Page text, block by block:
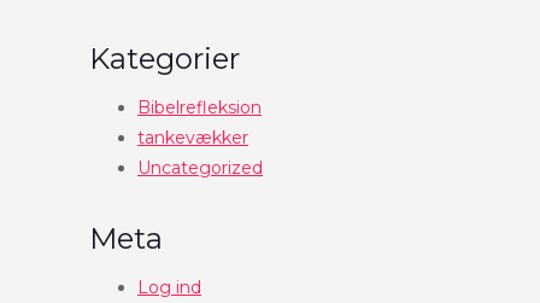
Kategorier
Bibelrefleksion
tankevækker
Uncategorized
Meta
Log ind